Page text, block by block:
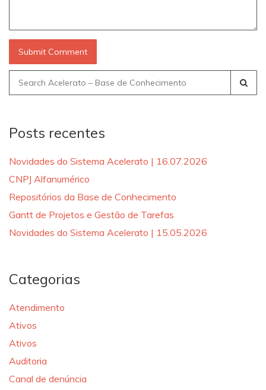
Search
for:
Posts recentes
Novidades do Sistema Acelerato | 16.07.2026
CNPJ Alfanumérico
Repositórios da Base de Conhecimento
Gantt de Projetos e Gestão de Tarefas
Novidades do Sistema Acelerato | 15.05.2026
Categorias
Atendimento
Ativos
Ativos
Auditoria
Canal de denúncia